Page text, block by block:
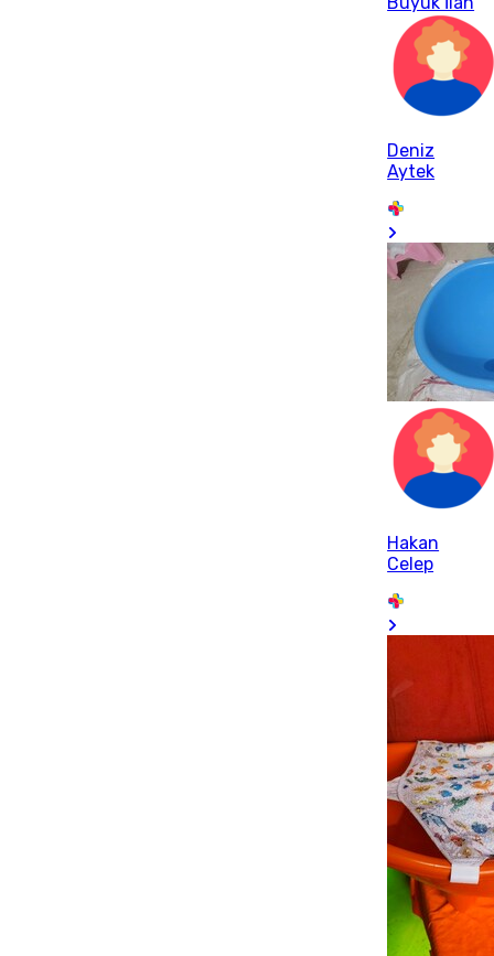
Deniz
Aytek
Hakan
Celep